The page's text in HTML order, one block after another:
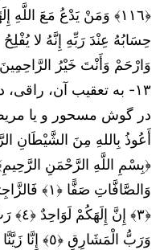
﴿١١٦﴾ وَمَنْ یَدْعُ مَعَ اللَّهِ
وَارْحَمْ وَأَنْتَ خَیْرُ الرَّاحِمِینَ
۱۳- به تعقیب آن،
در گوش مسحور و یا
أَعُوذُ بِاللهِ مِنَ الشَّيْطَانِ
﴿بِسْمِ اللَّهِ الرَّحْمَنِ
﴿٣﴾